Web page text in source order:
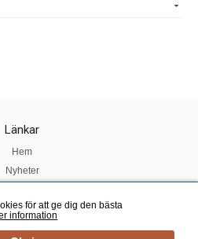
för att ge dig den bästa
information
Länkar
Hem
Nyheter
Köpvillkor